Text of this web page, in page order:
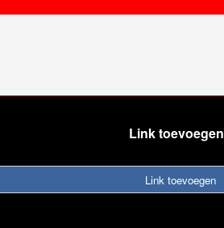
Link toevoegen
Link toevoegen